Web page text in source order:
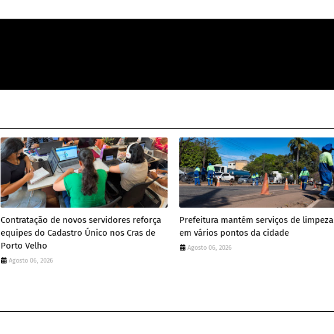
Contratação de novos servidores reforça
equipes do Cadastro Único nos Cras de
Porto Velho
Agosto 06, 2026
Prefeitura mantém serviços de limpeza
em vários pontos da cidade
Agosto 06, 2026